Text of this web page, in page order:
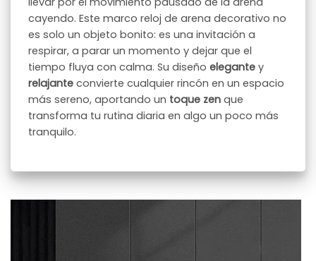
cayendo. Este marco reloj de arena decorativo no
es solo un objeto bonito: es una invitación a
respirar, a parar un momento y dejar que el
tiempo fluya con calma. Su diseñoelegante y
relajante convierte cualquier rincón en un espacio
más sereno, aportando un toque zen que
transforma tu rutina diaria en algo un poco más
tranquilo.